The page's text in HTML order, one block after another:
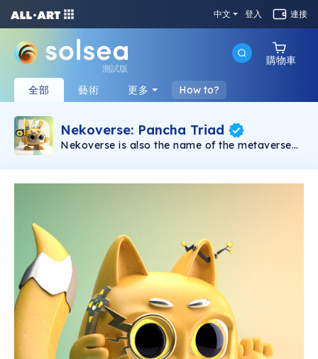
中文 登入 連接
測試版
購物車
全部 藝術 更多 How to?
Nekoverse: Pancha Triad
Nekoverse is also the name of the metaverse
their own paths in discovering, interacting with